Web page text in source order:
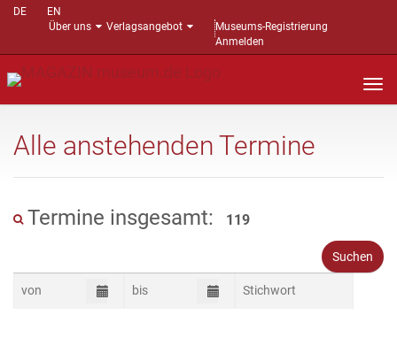
DE
EN
Über uns
Verlagsangebot
Museums-Registrierung
Anmelden
Alle anstehenden Termine
Termine insgesamt: 119